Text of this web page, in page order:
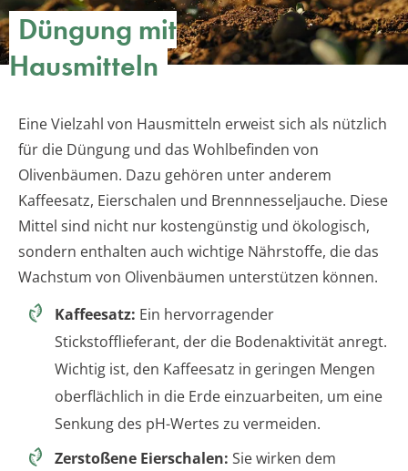
Düngung mit
Hausmitteln
Eine Vielzahl von Hausmitteln erweist sich als nützlich
für die Düngung und das Wohlbefinden von
Olivenbäumen. Dazu gehören unter anderem
Kaffeesatz, Eierschalen und Brennnesseljauche. Diese
Mittel sind nicht nur kostengünstig und ökologisch,
sondern enthalten auch wichtige Nährstoffe, die das
Wachstum von Olivenbäumen unterstützen können.
Kaffeesatz: Ein hervorragender
Stickstofflieferant, der die Bodenaktivität anregt.
Wichtig ist, den Kaffeesatz in geringen Mengen
oberflächlich in die Erde einzuarbeiten, um eine
Senkung des pH-Wertes zu vermeiden.
Zerstoßene Eierschalen: Sie wirken dem